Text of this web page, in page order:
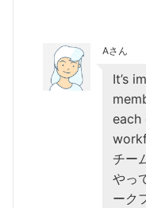
Aさん
It’s
each
チー
やっ
ーク